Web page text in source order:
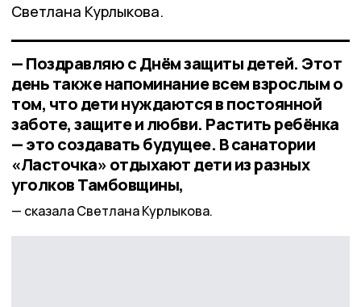
Светлана Курлыкова.
— Поздравляю с Днём защиты детей. Этот
день также напоминание всем взрослым о
том, что дети нуждаются в постоянной
заботе, защите и любви. Растить ребёнка
— это создавать будущее. В санатории
«Ласточка» отдыхают дети из разных
уголков Тамбовщины,
сказала Светлана Курлыкова.